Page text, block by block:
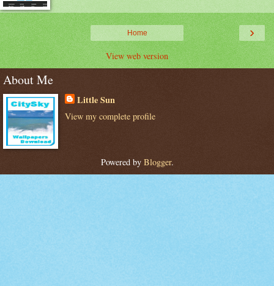
›
Home
View web version
About Me
Little Sun
View my complete profile
Powered by Blogger.